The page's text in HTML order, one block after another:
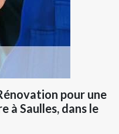
pour une
à Saulles, dans le